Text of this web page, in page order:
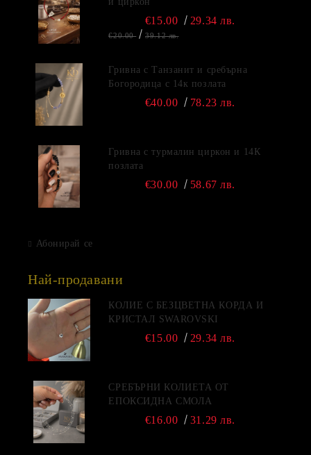
€15.00 29.34 лв.
€20.00 39.12 лв.
Гривна с Танзанит и сребърна
Богородица с 14к позлата
€40.00 78.23 лв.
Гривна с турмалин циркон и 14К
позлата
€30.00 58.67 лв.
Абонирай се
Най-продавани
КОЛИЕ С БЕЗЦВЕТНА КОРДА И
КРИСТАЛ SWAROVSKI
€15.00 29.34 лв.
СРЕБЪРНИ КОЛИЕТА ОТ
ЕПОКСИДНА СМОЛА
€16.00 31.29 лв.